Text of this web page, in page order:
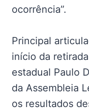
ocorrência”.
Principal
início da
estadual Paulo
da Assembleia
os resultados